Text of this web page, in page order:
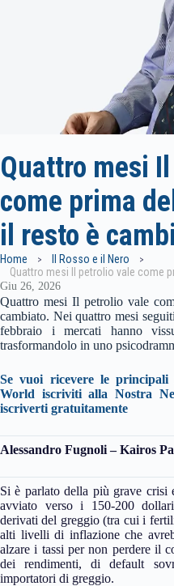
Quattro mesi
come prima
il resto è
Home
Il Rosso e il Nero
Giu 26, 2026
Quattro mesi Il petrolio vale
cambiato. Nei quattro mesi
febbraio i mercati hanno
trasformandolo in uno
Se vuoi ricevere le principali
World iscriviti alla Nostra
iscriverti gratuitamente
Alessandro Fugnoli – Kairos
Si è parlato della più grave
avviato verso i 150-200
derivati del greggio (tra cui i
alti livelli di inflazione che
alzare i tassi per non perdere il
dei rendimenti, di default
importatori di greggio.